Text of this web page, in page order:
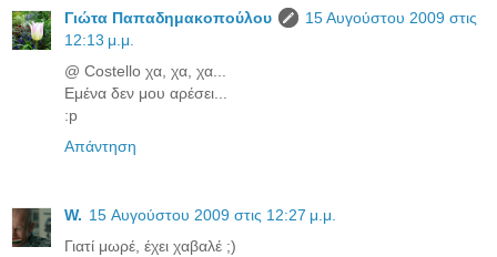
Γιώτα Παπαδημακοπούλου
15 Αυγούστου 2009 στις
12:13 μ.μ.
@ Costello χα, χα, χα...
Εμένα δεν μου αρέσει...
:p
Απάντηση
W. 15 Αυγούστου 2009 στις 12:27 μ.μ.
Γιατί μωρέ, έχει χαβαλέ ;)